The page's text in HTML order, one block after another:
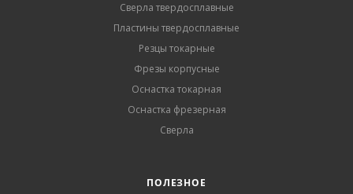
Сверла твердосплавные
Пластины твердосплавные
Резцы токарные
Фрезы корпусные
Оснастка токарная
Оснастка фрезерная
Сверла
ПОЛЕЗНОЕ